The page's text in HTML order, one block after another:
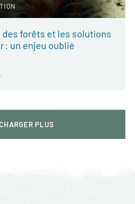
des forêts et les solutions
: un enjeu oublié